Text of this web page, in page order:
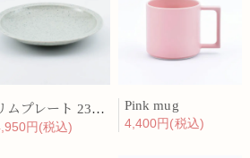
リムプレート 23cm 呉須散
円(税込)
Pink mug
4,400円(税込)